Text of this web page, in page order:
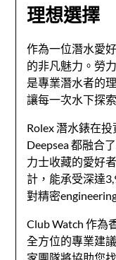
理想選擇
作為一位潛水愛
的非凡魅力。勞
是專業潛水者的
讓每一次水下探
Rolex 潛水錶在
Deepsea 都融合
力士收藏的愛好
計，能承受深達
對精密
Club Watch 作為
全方位的專業建